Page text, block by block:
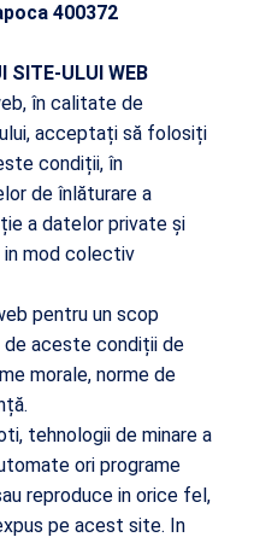
400372
SITE-ULUI WEB
în calitate de
acceptați să folosiți
condiții, în
de înlăturare a
a datelor private și
mod colectiv
pentru un scop
de aceste condiții de
morale, norme de
tehnologii de minare a
ori programe
reproduce in orice fel,
pe acest site. In